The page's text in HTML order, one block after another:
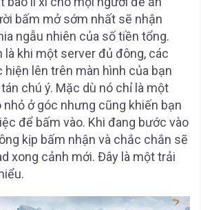
bấm mở sớm nhất sẽ nhận
ngẫu nhiên của số tiền tổng.
khi một server đủ đông, các
hiện lên trên màn hình của bạn
chú ý. Mặc dù nó chỉ là một
nhỏ ở góc nhưng cũng khiến bạn
để bấm vào. Khi đang bước vào
kịp bấm nhận và chắc chắn sẽ
xong cảnh mới. Đây là một trải